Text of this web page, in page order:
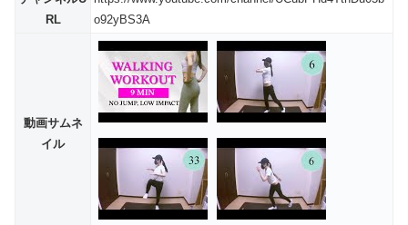
RL
o92yBS3A
動画サムネ
イル